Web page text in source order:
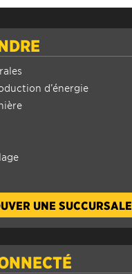
d’énergie
UNE SUCCURSALE